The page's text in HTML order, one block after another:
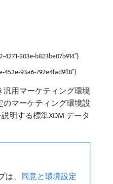
4271-803e-b823be07b914"}
452e-93a6-792e4fad9ff8"}
汎用マーケティング環境
マーケティング環境設
明する標準XDM データ
、 同意と環境設定